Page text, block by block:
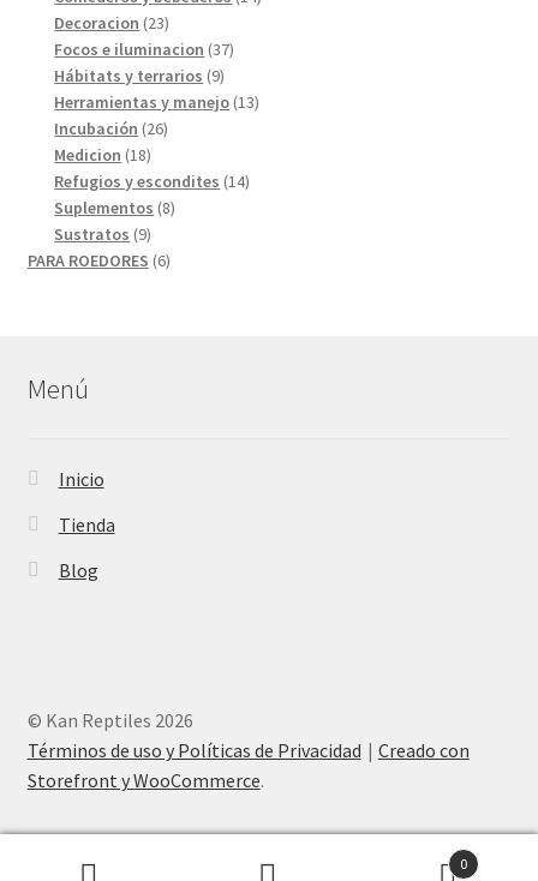
Decoracion 2323
productos
Focos e iluminacion 3737
Hábitats y terrarios 99
productos
Herramientas y manejo 1313
Incubación 2626
Medicion 1818
productos
Refugios y escondites 1414
Suplementos 88
Sustratos 99
productos
PARA ROEDORES 66
Menú
Inicio
Tienda
Blog
© Kan Reptiles 2026
Términos de uso y Políticas de Privacidad
Creado con
Storefront y WooCommerce.
0